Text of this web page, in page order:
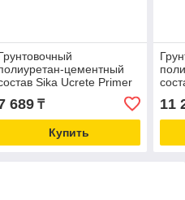
цементный
Sika Ucrete Primer
689₸
Купить
11